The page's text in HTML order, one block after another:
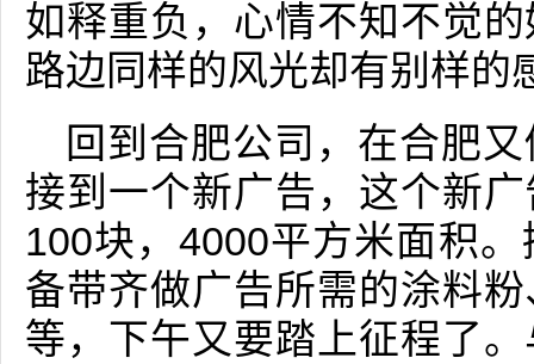
如释重负，心情不知不觉
路边同样的风光却有别样的
回到合肥公司，在合肥
接到一个新广告，这个新
100块，4000平方米面积
备带齐做广告所需的涂料
等，下午又要踏上征程了